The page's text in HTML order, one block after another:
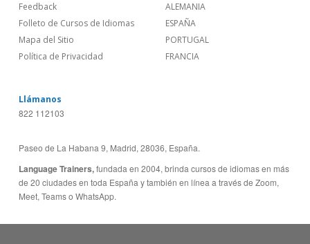
Feedback
Folleto de Cursos de Idiomas
Mapa del Sitio
Política de Privacidad
ALEMANIA
ESPAÑA
PORTUGAL
FRANCIA
Llámanos
822 112103
Paseo de La Habana 9, Madrid, 28036, España.
Language Trainers,fundada en 2004, brinda cursos de idiomas en más
de 20 ciudades en toda España y también en línea a través de Zoom,
Meet, Teams o WhatsApp.